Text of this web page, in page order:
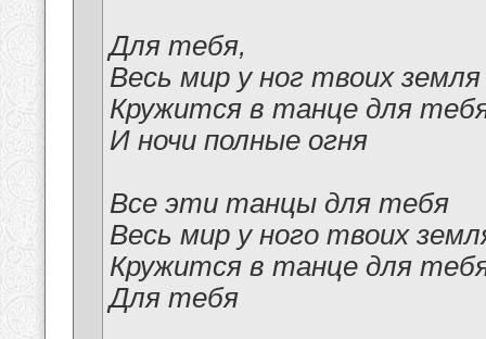
Для тебя,
Весь мир у ног твоих земля
Кружится в танце для
И ночи полные огня
Все эти танцы для тебя
Весь мир у ного твоих
Кружится в танце для
Для тебя